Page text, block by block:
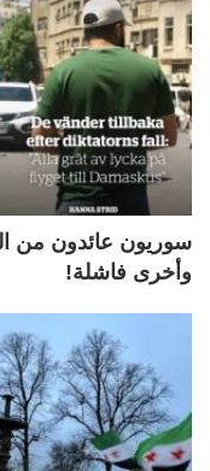
سوريون عائدون من
وأخرى فاشلة!